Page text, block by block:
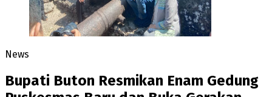
News
Bupati Buton Resmikan Enam Gedung